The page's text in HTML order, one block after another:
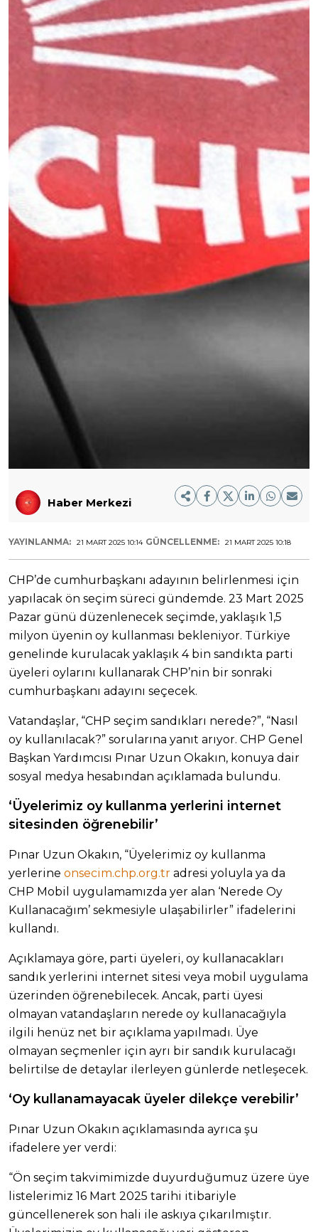
Haber Merkezi
YAYINLANMA: 21 MART 2025 10:14 GÜNCELLENME: 21 MART 2025 10:18
CHP’de cumhurbaşkanı adayının belirlenmesi için
yapılacak ön seçim süreci gündemde. 23 Mart 2025
Pazar günü düzenlenecek seçimde, yaklaşık 1,5
milyon üyenin oy kullanması bekleniyor. Türkiye
genelinde kurulacak yaklaşık 4 bin sandıkta parti
üyeleri oylarını kullanarak CHP’nin bir sonraki
cumhurbaşkanı adayını seçecek.
Vatandaşlar, “CHP seçim sandıkları nerede?”, “Nasıl
oy kullanılacak?” sorularına yanıt arıyor. CHP Genel
Başkan Yardımcısı Pınar Uzun Okakın, konuya dair
sosyal medya hesabından açıklamada bulundu.
‘Üyelerimiz oy kullanma yerlerini internet
sitesinden öğrenebilir’
Pınar Uzun Okakın, “Üyelerimiz oy kullanma
yerlerine onsecim.chp.org.tr adresi yoluyla ya da
CHP Mobil uygulamamızda yer alan ‘Nerede Oy
Kullanacağım’ sekmesiyle ulaşabilirler” ifadelerini
kullandı.
Açıklamaya göre, parti üyeleri, oy kullanacakları
sandık yerlerini internet sitesi veya mobil uygulama
üzerinden öğrenebilecek. Ancak, parti üyesi
olmayan vatandaşların nerede oy kullanacağıyla
ilgili henüz net bir açıklama yapılmadı. Üye
olmayan seçmenler için ayrı bir sandık kurulacağı
belirtilse de detaylar ilerleyen günlerde netleşecek.
‘Oy kullanamayacak üyeler dilekçe verebilir’
Pınar Uzun Okakın açıklamasında ayrıca şu
ifadelere yer verdi:
“Ön seçim takvimimizde duyurduğumuz üzere üye
listelerimiz 16 Mart 2025 tarihi itibariyle
güncellenerek son hali ile askıya çıkarılmıştır.